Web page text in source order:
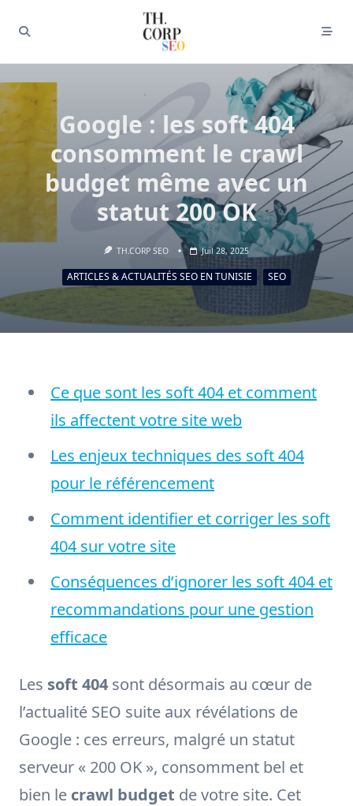
Google : les soft 404
consomment le crawl
budget même avec un
statut 200 OK
TH.CORP SEO Juil 28, 2025
ARTICLES & ACTUALITÉS SEO EN TUNISIE SEO
Ce que sont les soft 404 et comment
ils affectent votre site web
Les enjeux techniques des soft 404
pour le référencement
Comment identifier et corriger les soft
404 sur votre site
Conséquences d’ignorer les soft 404 et
recommandations pour une gestion
efficace
Les soft 404 sont désormais au cœur de
l’actualité SEO suite aux révélations de
Google : ces erreurs, malgré un statut
serveur « 200 OK », consomment bel et
bien le crawl budget de votre site. Cet